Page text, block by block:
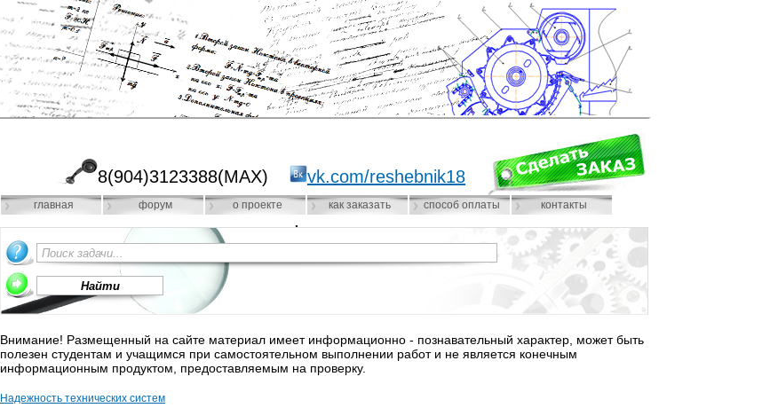
8(904)3123388(MAX) vk.com/reshebnik18
главная форум о проекте как заказать способ оплаты контакты
Внимание! Размещенный на сайте материал имеет информационно - познавательный характер, может быть
полезен студентам и учащимся при самостоятельном выполнении работ и не является конечным
информационным продуктом, предоставляемым на проверку.
Надежность технических систем